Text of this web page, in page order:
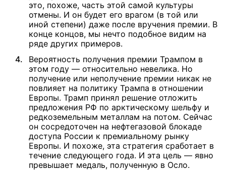
это, похоже, часть этой самой культуры
отмены. И он будет его врагом (в той или
иной степени) даже после вручения премии. В
конце концов, мы нечто подобное видим на
ряде других примеров.
Вероятность получения премии Трампом в
этом году — относительно невелика. Но
получение или неполучение премии никак не
повлияет на политику Трампа в отношении
Европы. Трамп принял решение отложить
предложения РФ по арктическому шельфу и
редкоземельным металлам на потом. Сейчас
он сосредоточен на нефтегазовой блокаде
доступа России к премиальному рынку
Европы. И похоже, эта стратегия сработает в
течение следующего года. И эта цель — явно
превышает медаль, полученную в Осло.